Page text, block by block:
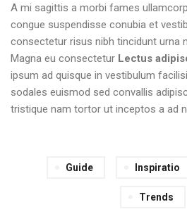
A mi sagittis a morbi fames
congue suspendisse conubia et
consectetur risus nibh tincidunt urna
Magna eu consectetur Lectus
ipsum ad quisque in vestibulum
sodales euismod sed convallis
tristique nam tortor ut inceptos a ad
Guide Inspiratio
Trends